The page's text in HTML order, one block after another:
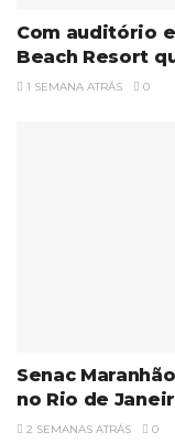
Com auditório
Beach Resort
1 SEMANA ATRÁS 0
Senac
no Rio de
2 SEMANAS ATRÁS 0